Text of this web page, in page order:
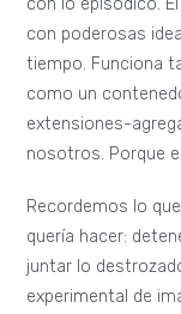
con lo episódico.
con poderosas
tiempo. Funciona
como un
extensiones-
nosotros. Porque
Recordemos lo
quería hacer:
juntar lo
experimental de